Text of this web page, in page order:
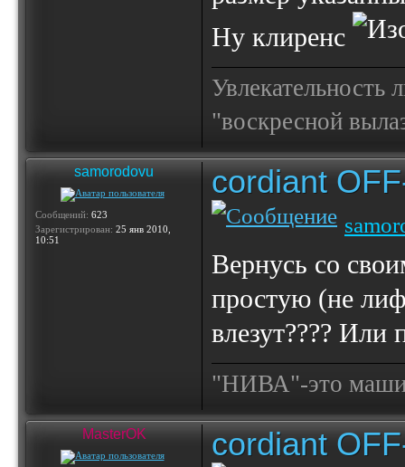
Ну клиренс
Увлекательность
"воскресной
samorodovu
Сообщений: 623
Зарегистрирован: 25 янв 2010,
10:51
cordiant
Вернусь со
простую (не
влезут???? Или
"НИВА"-это
MasterOK cordiant